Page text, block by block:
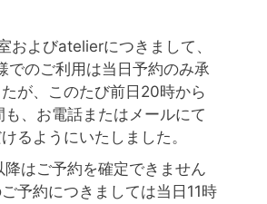
およびatelierにつきまして、
でのご利用は当日予約のみ承
が、このたび前日20時から
、お電話またはメールにて
るようにいたしました。
はご予約を確定できません
予約につきましては当日11時